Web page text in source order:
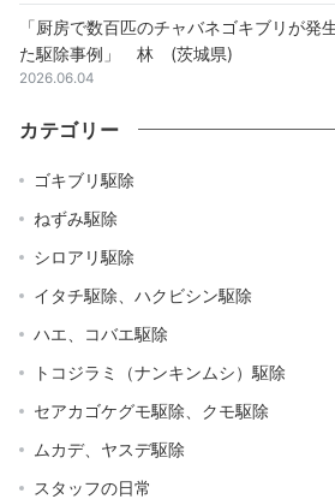
「厨房で数百匹のチャバネゴキブリが発
た駆除事例」 林 (茨城県)
2026.06.04
カテゴリー
ゴキブリ駆除
ねずみ駆除
シロアリ駆除
イタチ駆除、ハクビシン駆除
ハエ、コバエ駆除
トコジラミ（ナンキンムシ）駆除
セアカゴケグモ駆除、クモ駆除
ムカデ、ヤスデ駆除
スタッフの日常